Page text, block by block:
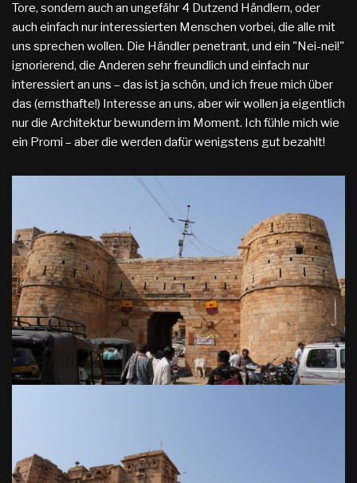
Tore, sondern auch an ungefähr 4 Dutzend Händlern, oder
auch einfach nur interessierten Menschen vorbei, die alle mit
uns sprechen wollen. Die Händler penetrant, und ein "Nei-nei!"
ignorierend, die Anderen sehr freundlich und einfach nur
interessiert an uns – das ist ja schön, und ich freue mich über
das (ernsthafte!) Interesse an uns, aber wir wollen ja eigentlich
nur die Architektur bewundern im Moment. Ich fühle mich wie
ein Promi – aber die werden dafür wenigstens gut bezahlt!